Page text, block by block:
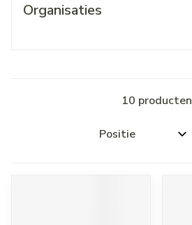
Organisaties
10 producten
Sorteer op: